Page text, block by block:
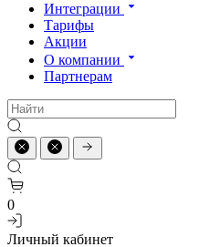
Интеграции
Тарифы
Акции
О компании
Партнерам
0
Личный кабинет